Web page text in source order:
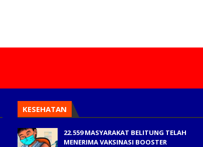
KESEHATAN
22.559 MASYARAKAT BELITUNG TELAH
MENERIMA VAKSINASI BOOSTER